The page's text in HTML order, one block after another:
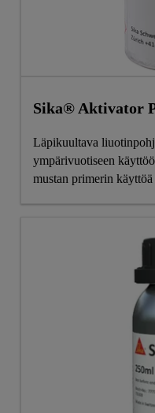
Sika® Aktivator
Läpikuultava
ympärivuotiseen
mustan primerin